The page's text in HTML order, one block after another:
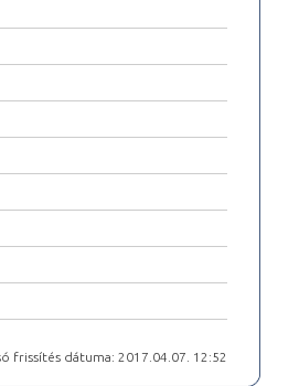
frissítés dátuma: 2017.04.07. 12:52